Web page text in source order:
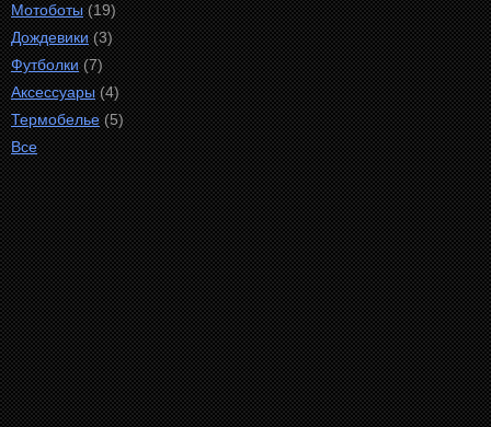
Мотоботы(19)
Дождевики(3)
Футболки(7)
Аксессуары(4)
Термобелье(5)
Все